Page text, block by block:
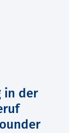
in der